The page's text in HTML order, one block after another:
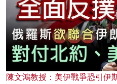
陳文鴻教授：美伊戰爭恐引伊